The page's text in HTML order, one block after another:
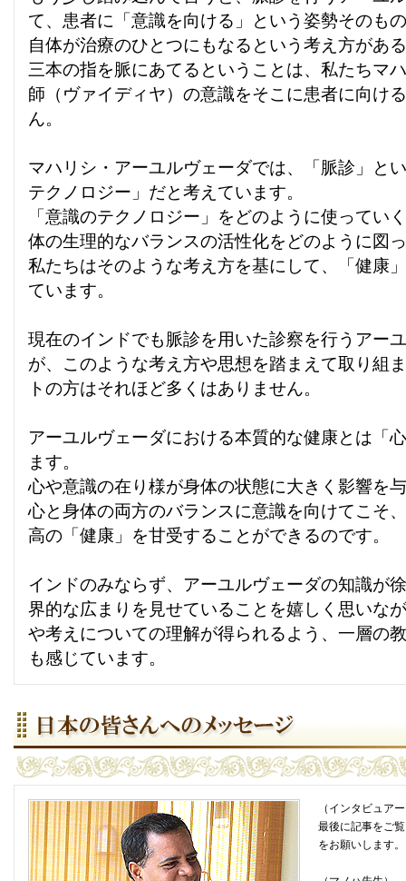
て、患者に「意識を向ける」という姿勢そのも
自体が治療のひとつにもなるという考え方があ
三本の指を脈にあてるということは、私たちマ
師（ヴァイディヤ）の意識をそこに患者に向け
ん。
マハリシ・アーユルヴェーダでは、「脈診」と
テクノロジー」だと考えています。
「意識のテクノロジー」をどのように使ってい
体の生理的なバランスの活性化をどのように図
私たちはそのような考え方を基にして、「健康
ています。
現在のインドでも脈診を用いた診察を行うアー
が、このような考え方や思想を踏まえて取り組
トの方はそれほど多くはありません。
アーユルヴェーダにおける本質的な健康とは「
ます。
心や意識の在り様が身体の状態に大きく影響を
心と身体の両方のバランスに意識を向けてこそ
高の「健康」を甘受することができるのです。
インドのみならず、アーユルヴェーダの知識が
界的な広まりを見せていることを嬉しく思いな
や考えについての理解が得られるよう、一層の
も感じています。
（インタビュア
最後に記事をご
をお願いします。